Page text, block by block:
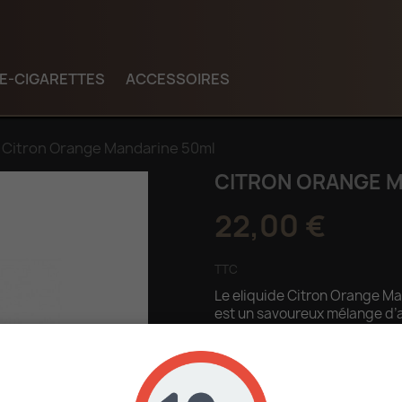
E-CIGARETTES ACCESSOIRES
Citron Orange Mandarine 50ml
CITRON ORANGE
22,00 €
TTC
Le eliquide Citron Orange
est un savoureux mélange
vous fera vous sentir en
Quantité